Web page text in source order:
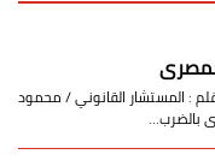
: المستشار القانوني / محمود
بالضرب…